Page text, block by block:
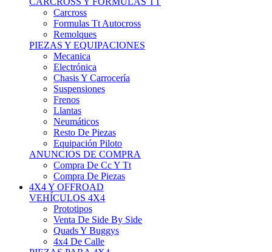
Carcross
Formulas Tt Autocross
Remolques
PIEZAS Y EQUIPACIONES
Mecanica
Electrónica
Chasis Y Carrocería
Suspensiones
Frenos
Llantas
Neumáticos
Resto De Piezas
Equipación Piloto
ANUNCIOS DE COMPRA
Compra De Cc Y Tt
Compra De Piezas
4X4 Y OFFROAD
VEHÍCULOS 4X4
Prototipos
Venta De Side By Side
Quads Y Buggys
4x4 De Calle